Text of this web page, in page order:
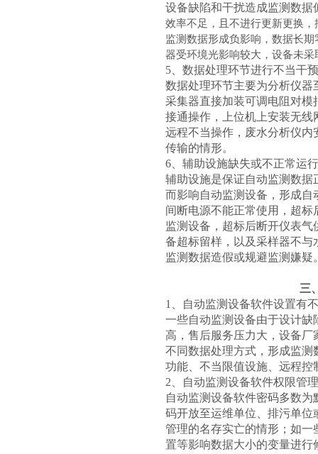
设备缺陷和干扰造成监测数
效率不足，且不进行更新更换
监测数据形成负影响，数据长
器受环境光影响较大，设备未
5、数据处理环节进行不当干
数据处理环节主要为分析仪
采集器直接加装可调电阻对
接通操作，上位机上安装无
远程不当操作，废水分析仪
传输的情形。
6、辅助设施缺失或不正常运
辅助设施是保证自动监测数
而影响自动监测设备，形成
间断电源不能正常使用，超
监测设备，超标后断开仪表
备超标留样，以及采样器不
监测数据造假或规避监测嫌疑
三
1、自动监测设备软件设置有
一些自动监测设备由于设计
高，售后服务压力大，设备
不同数据处理方式，形成监
功能、不当限值设施、远程
2、自动监测设备软件权限管
自动监测设备软件密码多数
码开放至运维单位、排污单
管理的名存实亡的情形；如
置等影响数据大小的变量进